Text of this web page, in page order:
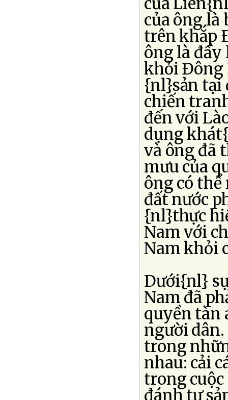
của ông
trên khắp
ông là đẩy
khỏi Ðông
{nl}sản tại
chiến
đến với
dụng
và ông đã
mưu của
ông có
đất nước
{nl}thực
Nam với
Nam khỏi
Dưới{nl}
Nam đã
quyền tàn
người
trong
nhau: cải
trong
đánh tư